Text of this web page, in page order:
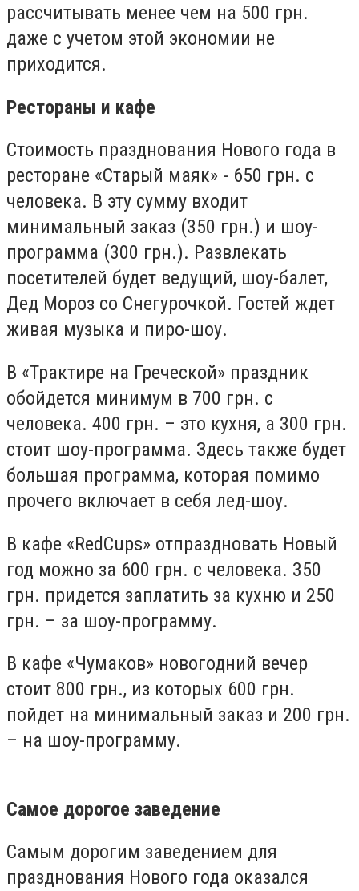
рассчитывать менее чем на 500 грн.
даже с учетом этой экономии не
приходится.
Рестораны и кафе
Стоимость празднования Нового года в
ресторане «Старый маяк» - 650 грн. с
человека. В эту сумму входит
минимальный заказ (350 грн.) и шоу-
программа (300 грн.). Развлекать
посетителей будет ведущий, шоу-балет,
Дед Мороз со Снегурочкой. Гостей ждет
живая музыка и пиро-шоу.
В «Трактире на Греческой» праздник
обойдется минимум в 700 грн. с
человека. 400 грн. – это кухня, а 300 грн.
стоит шоу-программа. Здесь также будет
большая программа, которая помимо
прочего включает в себя лед-шоу.
В кафе «RedCups» отпраздновать Новый
год можно за 600 грн. с человека. 350
грн. придется заплатить за кухню и 250
грн. – за шоу-программу.
В кафе «Чумаков» новогодний вечер
стоит 800 грн., из которых 600 грн.
пойдет на минимальный заказ и 200 грн.
– на шоу-программу.
Самое дорогое заведение
Самым дорогим заведением для
празднования Нового года оказался